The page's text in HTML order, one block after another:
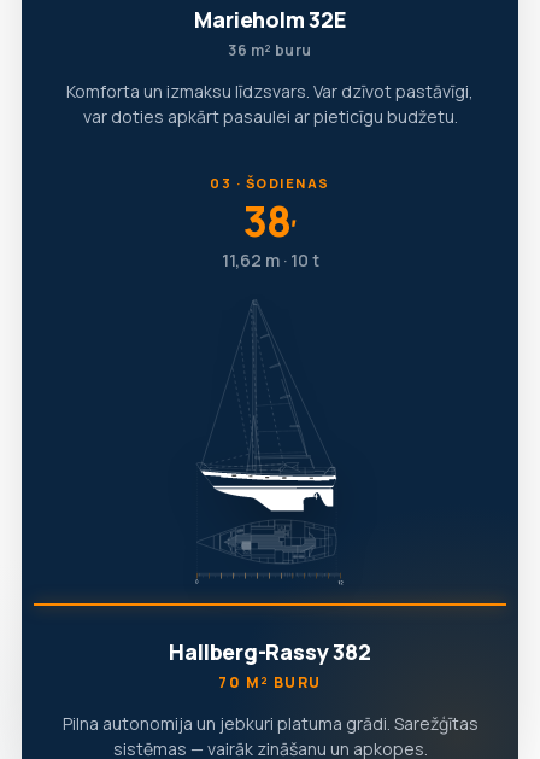
Marieholm 32E
36 m² buru
Komforta un izmaksu līdzsvars. Var dzīvot pastāvīgi,
var doties apkārt pasaulei ar pieticīgu budžetu.
03 · ŠODIENAS
38′
11,62 m · 10 t
Hallberg-Rassy 382
70 M² BURU
Pilna autonomija un jebkuri platuma grādi. Sarežģītas
sistēmas — vairāk zināšanu un apkopes.